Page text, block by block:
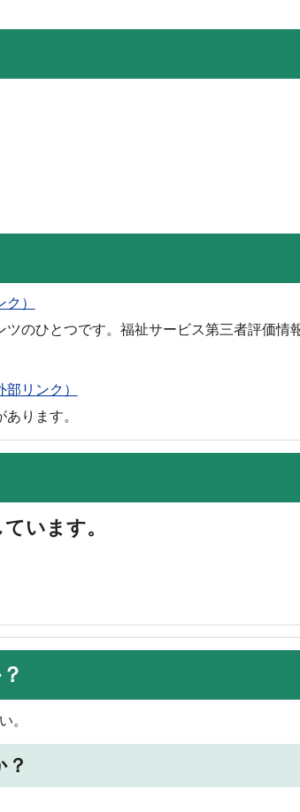
）
のひとつです。福祉サービス第三者評価情
リンク）
ります。
います。
。